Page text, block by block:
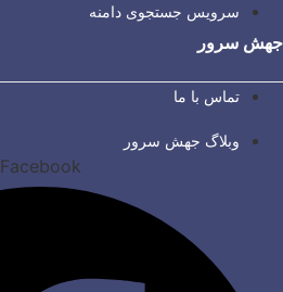
سرویس جستجوی دامنه
جهش سرور
تماس با ما
وبلاگ جهش سرور
Facebook